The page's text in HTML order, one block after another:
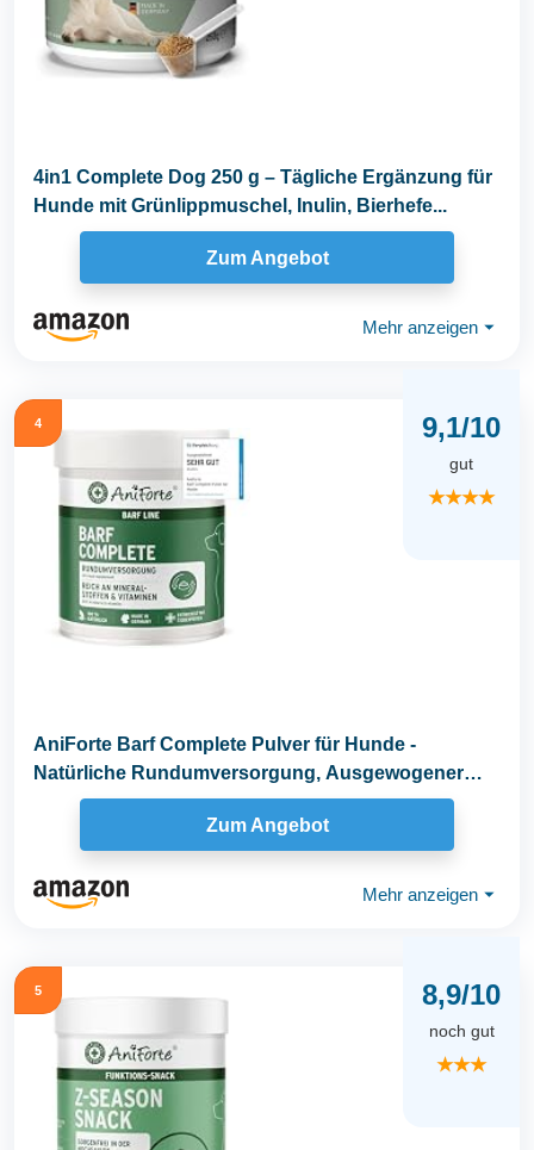
4in1 Complete Dog 250 g – Tägliche Ergänzung für
Hunde mit Grünlippmuschel, Inulin, Bierhefe...
Zum Angebot
Mehr anzeigen ⏷
4 9,1/10
gut
★★★★
AniForte Barf Complete Pulver für Hunde -
Natürliche Rundumversorgung, Ausgewogener
Zusatz beim...
Zum Angebot
Mehr anzeigen ⏷
5 8,9/10
noch gut
★★★